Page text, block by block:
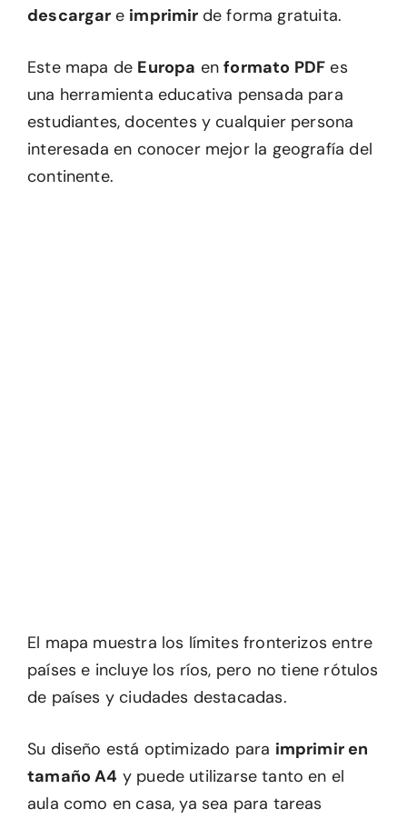
descargar e imprimir de forma gratuita.
Este mapa de Europa enformato PDF es
una herramienta educativa pensada para
estudiantes, docentes y cualquier persona
interesada en conocer mejor la geografía del
continente.
El mapa muestra los límites fronterizos entre
países e incluye los ríos, pero no tiene rótulos
de países y ciudades destacadas.
Su diseño está optimizado para imprimir en
tamaño A4 y puede utilizarse tanto en el
aula como en casa, ya sea para tareas